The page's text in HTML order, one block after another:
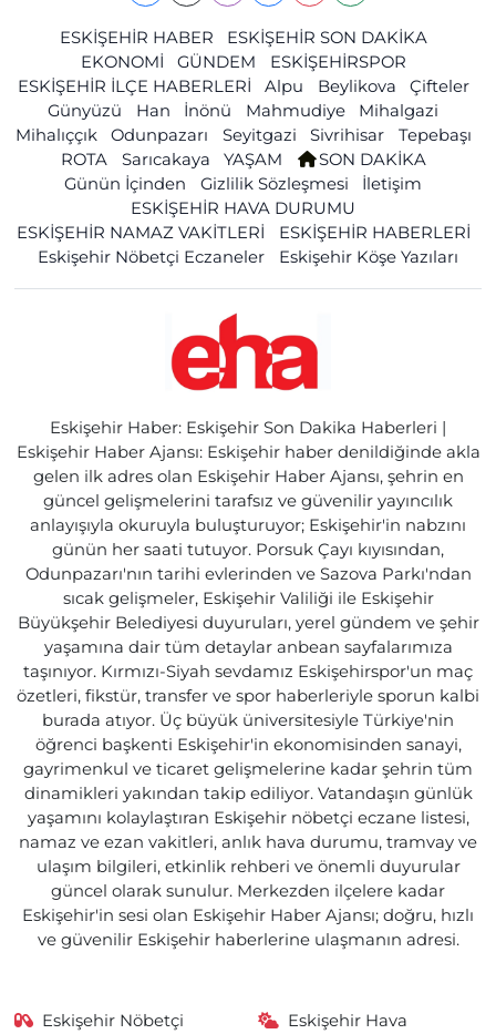
ESKİŞEHİR HABER
ESKİŞEHİR SON DAKİKA
EKONOMİ
GÜNDEM
ESKİŞEHİRSPOR
ESKİŞEHİR İLÇE HABERLERİ
Alpu Beylikova
Çifteler
Günyüzü
Han İnönü Mahmudiye
Mihalgazi
Mihalıççık
Odunpazarı Seyitgazi Sivrihisar
Tepebaşı
ROTA
Sarıcakaya YAŞAM
SON DAKİKA
Günün İçinden
Gizlilik Sözleşmesi
İletişim
ESKİŞEHİR HAVA DURUMU
ESKİŞEHİR NAMAZ VAKİTLERİ
ESKİŞEHİR HABERLERİ
Eskişehir Nöbetçi Eczaneler
Eskişehir Köşe Yazıları
Eskişehir Haber: Eskişehir Son Dakika Haberleri |
Eskişehir Haber Ajansı: Eskişehir haber denildiğinde akla
gelen ilk adres olan Eskişehir Haber Ajansı, şehrin en
güncel gelişmelerini tarafsız ve güvenilir yayıncılık
anlayışıyla okuruyla buluşturuyor; Eskişehir'in nabzını
günün her saati tutuyor. Porsuk Çayı kıyısından,
Odunpazarı'nın tarihi evlerinden ve Sazova Parkı'ndan
sıcak gelişmeler, Eskişehir Valiliği ile Eskişehir
Büyükşehir Belediyesi duyuruları, yerel gündem ve şehir
yaşamına dair tüm detaylar anbean sayfalarımıza
taşınıyor. Kırmızı-Siyah sevdamız Eskişehirspor'un maç
özetleri, fikstür, transfer ve spor haberleriyle sporun kalbi
burada atıyor. Üç büyük üniversitesiyle Türkiye'nin
öğrenci başkenti Eskişehir'in ekonomisinden sanayi,
gayrimenkul ve ticaret gelişmelerine kadar şehrin tüm
dinamikleri yakından takip ediliyor. Vatandaşın günlük
yaşamını kolaylaştıran Eskişehir nöbetçi eczane listesi,
namaz ve ezan vakitleri, anlık hava durumu, tramvay ve
ulaşım bilgileri, etkinlik rehberi ve önemli duyurular
güncel olarak sunulur. Merkezden ilçelere kadar
Eskişehir'in sesi olan Eskişehir Haber Ajansı; doğru, hızlı
ve güvenilir Eskişehir haberlerine ulaşmanın adresi.
Eskişehir Nöbetçi
Eskişehir Hava